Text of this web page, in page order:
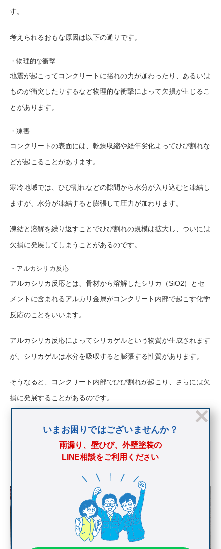
す。
考えられるおもな原因は以下の通りです。
・物理的な衝撃
地震が起こってコンクリートに揺れの力が加わったり、あるいは
ものが衝突したりするなど物理的な衝撃によって欠損が生じるこ
とがあります。
・凍害
コンクリートの表面には、乾燥収縮や経年劣化よってひび割れな
どが起こることがあります。
寒冷地域では、ひび割れなどの隙間から水分が入り込むと凍結し
ますが、水分が凍結すると膨張して圧力が加わります。
凍結と溶解を繰り返すことでひび割れの規模は拡大し、ついには
欠損に発展してしまうことがあるのです。
・アルカシリカ反応
アルカシリカ反応とは、骨材から溶解したシリカ（SiO2）とセ
メントに含まれるアルカリ金属がコンクリート内部で起こす化学
反応のことをいいます。
アルカシリカ反応によってシリカゲルという物質が生成されます
が、シリカゲルは水分を吸収すると膨張する性質があります。
そうなると、コンクリート内部でひび割れが起こり、さらには欠
損に発展することがあるのです。
コンクリート欠損の補修方法
いまお困りではございませんか？
雨漏り、壁ひび、外壁塗装の
LINE相談をご利用ください